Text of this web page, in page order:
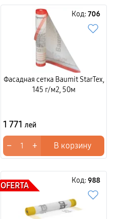
Код: 706
Фасадная сетка Baumit StarTex,
145 г/м2, 50м
1 771 лей
− + В корзину
OFERTA
Код: 988